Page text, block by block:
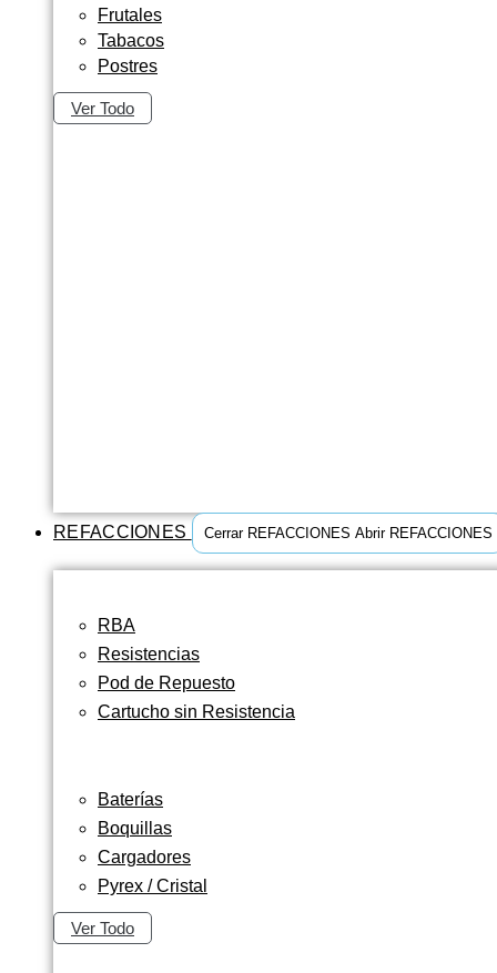
Frutales
Tabacos
Postres
Ver Todo
REFACCIONES Cerrar REFACCIONES Abrir REFACCIONES
RBA
Resistencias
Pod de Repuesto
Cartucho sin Resistencia
Baterías
Boquillas
Cargadores
Pyrex / Cristal
Ver Todo